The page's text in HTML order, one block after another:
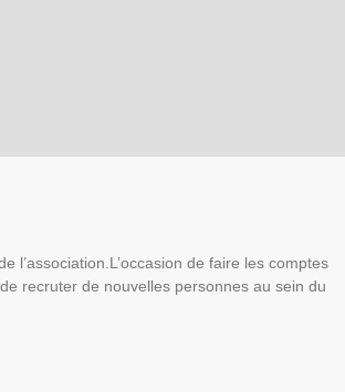
l’association.L’occasion de faire les comptes
recruter de nouvelles personnes au sein du